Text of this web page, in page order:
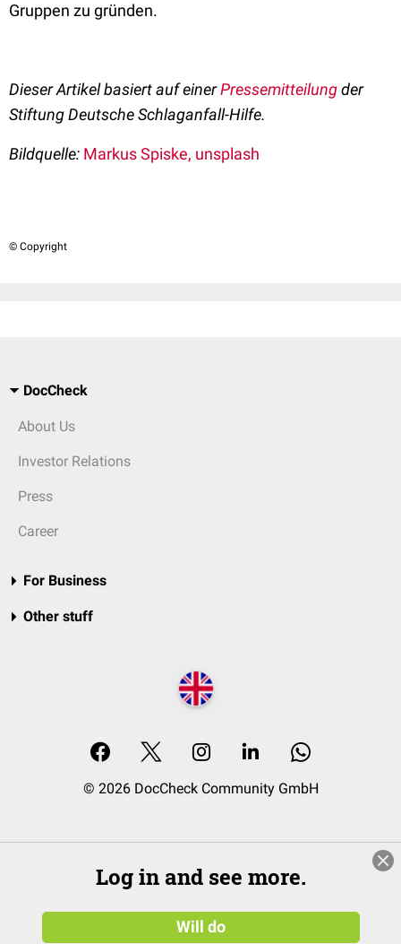
Gruppen zu gründen.
Dieser Artikel basiert auf einerPressemitteilungder
Stiftung Deutsche Schlaganfall-Hilfe.
Bildquelle: Markus Spiske, unsplash
© Copyright
DocCheck
About Us
Investor Relations
Press
Career
For Business
Other stuff
© 2026 DocCheck Community GmbH
Log in and see more.
Will do